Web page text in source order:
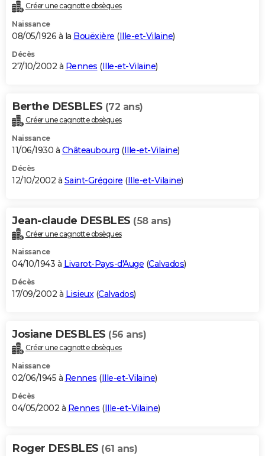
Créer une cagnotte obsèques
Naissance
08/05/1926 à la Bouëxière (Ille-et-Vilaine)
Décès
27/10/2002 à Rennes (Ille-et-Vilaine)
Berthe DESBLES (72 ans)
Créer une cagnotte obsèques
Naissance
11/06/1930 à Châteaubourg (Ille-et-Vilaine)
Décès
12/10/2002 à Saint-Grégoire (Ille-et-Vilaine)
Jean-claude DESBLES (58 ans)
Créer une cagnotte obsèques
Naissance
04/10/1943 à Livarot-Pays-d'Auge (Calvados)
Décès
17/09/2002 à Lisieux(Calvados)
Josiane DESBLES (56 ans)
Créer une cagnotte obsèques
Naissance
02/06/1945 à Rennes (Ille-et-Vilaine)
Décès
04/05/2002 à Rennes (Ille-et-Vilaine)
Roger DESBLES (61 ans)